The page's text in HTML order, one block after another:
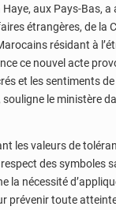
aux Pays-Bas, a
étrangères, de la
résidant à
ce nouvel acte
et les sentiments
le ministère
les valeurs de
des symboles
la nécessité
prévenir toute